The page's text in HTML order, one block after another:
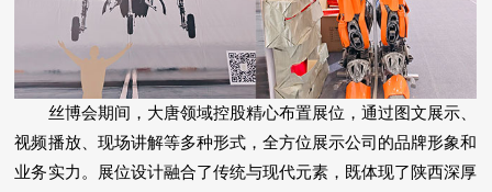
丝博会期间，大唐领域控股精心布置展位，通过图文展示、
视频播放、现场讲解等多种形式，全方位展示公司的品牌形象和
业务实力。展位设计融合了传统与现代元素，既体现了陕西深厚